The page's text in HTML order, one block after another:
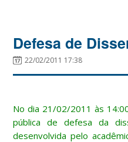
Defesa de
22/02/2011 17:38
No dia 21/02/2011 às
pública de defesa da
desenvolvida pelo